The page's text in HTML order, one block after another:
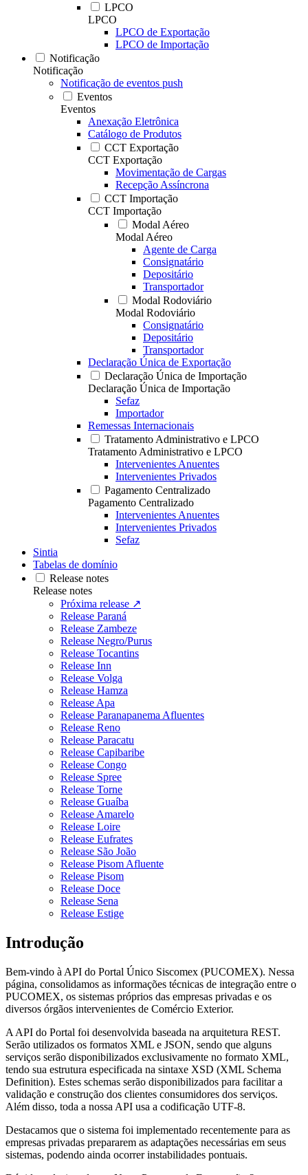
LPCO
LPCO
LPCO de Exportação
LPCO de Importação
Notificação
Notificação
Notificação de eventos push
Eventos
Eventos
Anexação Eletrônica
Catálogo de Produtos
CCT Exportação
CCT Exportação
Movimentação de Cargas
Recepção Assíncrona
CCT Importação
CCT Importação
Modal Aéreo
Modal Aéreo
Agente de Carga
Consignatário
Depositário
Transportador
Modal Rodoviário
Modal Rodoviário
Consignatário
Depositário
Transportador
Declaração Única de Exportação
Declaração Única de Importação
Declaração Única de Importação
Sefaz
Importador
Remessas Internacionais
Tratamento Administrativo e LPCO
Tratamento Administrativo e LPCO
Intervenientes Anuentes
Intervenientes Privados
Pagamento Centralizado
Pagamento Centralizado
Intervenientes Anuentes
Intervenientes Privados
Sefaz
Sintia
Tabelas de domínio
Release notes
Release notes
Próxima release ↗
Release Paraná
Release Zambeze
Release Negro/Purus
Release Tocantins
Release Inn
Release Volga
Release Hamza
Release Apa
Release Paranapanema Afluentes
Release Reno
Release Paracatu
Release Capibaribe
Release Congo
Release Spree
Release Torne
Release Guaíba
Release Amarelo
Release Loire
Release Eufrates
Release São João
Release Pisom Afluente
Release Pisom
Release Doce
Release Sena
Release Estige
Introdução
Bem-vindo à API do Portal Único Siscomex (PUCOMEX). Nessa
página, consolidamos as informações técnicas de integração entre o
PUCOMEX, os sistemas próprios das empresas privadas e os
diversos órgãos intervenientes de Comércio Exterior.
A API do Portal foi desenvolvida baseada na arquitetura REST.
Serão utilizados os formatos XML e JSON, sendo que alguns
serviços serão disponibilizados exclusivamente no formato XML,
tendo sua estrutura especificada na sintaxe XSD (XML Schema
Definition). Estes schemas serão disponibilizados para facilitar a
validação e construção dos clientes consumidores dos serviços.
Além disso, toda a nossa API usa a codificação UTF-8.
Destacamos que o sistema foi implementado recentemente para as
empresas privadas prepararem as adaptações necessárias em seus
sistemas, podendo ainda ocorrer instabilidades pontuais.